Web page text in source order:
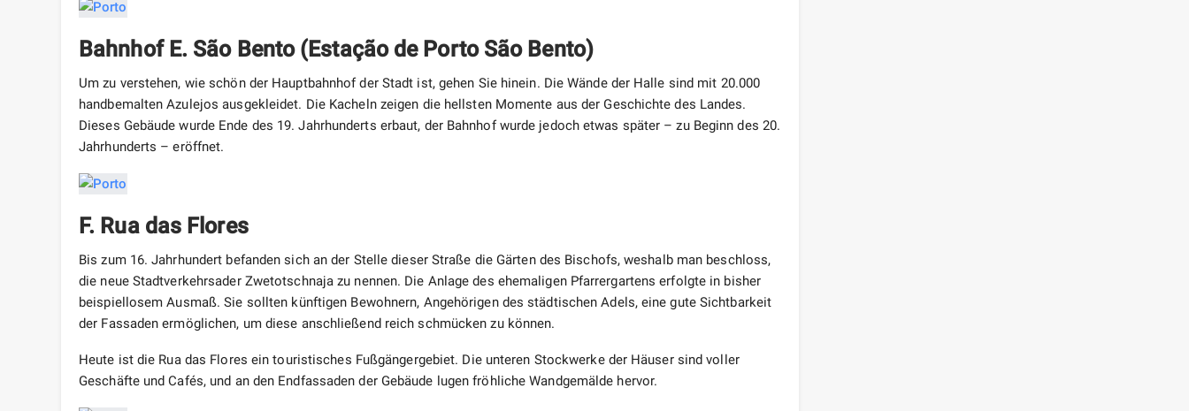
Bahnhof E. São Bento (Estação de Porto São Bento)
Um zu verstehen, wie schön der Hauptbahnhof der Stadt ist, gehen Sie hinein. Die Wände der Halle sind mit 20.000
handbemalten Azulejos ausgekleidet. Die Kacheln zeigen die hellsten Momente aus der Geschichte des Landes.
Dieses Gebäude wurde Ende des 19. Jahrhunderts erbaut, der Bahnhof wurde jedoch etwas später – zu Beginn des 20.
Jahrhunderts – eröffnet.
F. Rua das Flores
Bis zum 16. Jahrhundert befanden sich an der Stelle dieser Straße die Gärten des Bischofs, weshalb man beschloss,
die neue Stadtverkehrsader Zwetotschnaja zu nennen. Die Anlage des ehemaligen Pfarrergartens erfolgte in bisher
beispiellosem Ausmaß. Sie sollten künftigen Bewohnern, Angehörigen des städtischen Adels, eine gute Sichtbarkeit
der Fassaden ermöglichen, um diese anschließend reich schmücken zu können.
Heute ist die Rua das Flores ein touristisches Fußgängergebiet. Die unteren Stockwerke der Häuser sind voller
Geschäfte und Cafés, und an den Endfassaden der Gebäude lugen fröhliche Wandgemälde hervor.